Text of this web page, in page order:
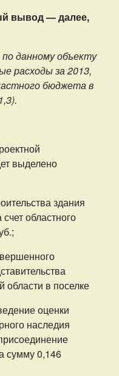
вывод — далее,
данному объекту
расходы за 2013,
бюджета в
выделено
здания
областного
области в поселке
оценки
наследия
сумму 0,146